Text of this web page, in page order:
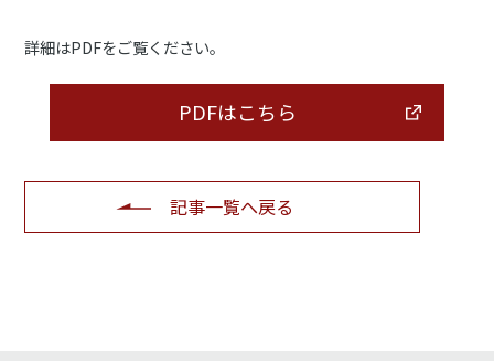
詳細はPDFをご覧ください。
PDFはこちら
記事一覧へ戻る